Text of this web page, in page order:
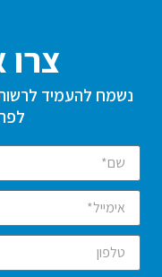
צרו
נשמח להעמיד